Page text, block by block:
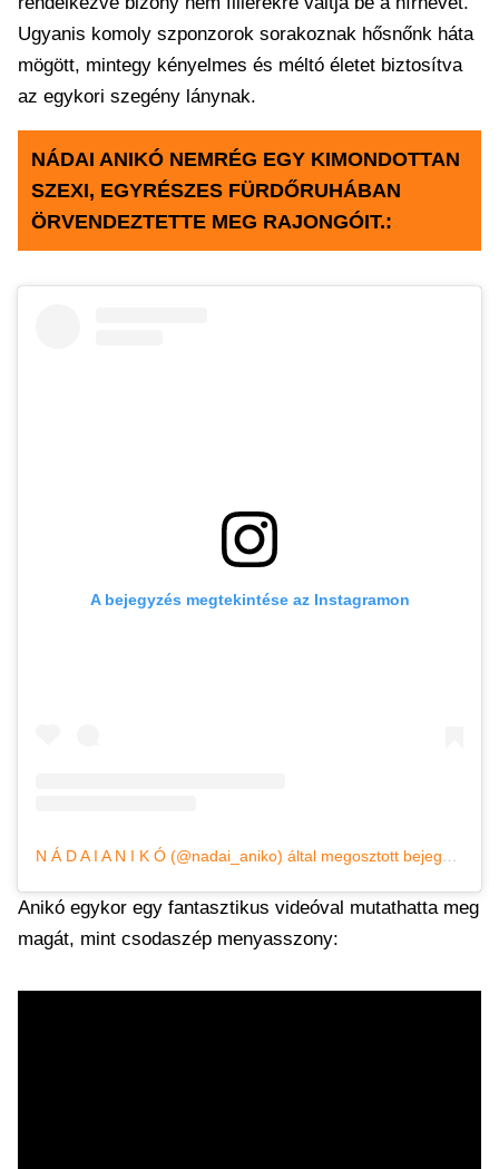
Ugyanis komoly szponzorok sorakoznak hősnőnk háta
mögött, mintegy kényelmes és méltó életet biztosítva
az egykori szegény lánynak.
NÁDAI ANIKÓ NEMRÉG EGY KIMONDOTTAN
SZEXI, EGYRÉSZES FÜRDŐRUHÁBAN
ÖRVENDEZTETTE MEG RAJONGÓIT.:
A bejegyzés megtekintése az Instagramon
N Á D A I A N I K Ó (@nadai_aniko) által megosztott bejegyzés
Anikó egykor egy fantasztikus videóval mutathatta meg
magát, mint csodaszép menyasszony: